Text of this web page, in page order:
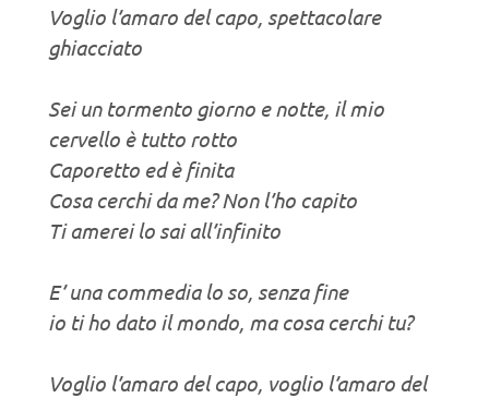
Voglio l’amaro del capo, spettacolare
ghiacciato
Sei un tormento giorno e notte, il mio
cervello è tutto rotto
Caporetto ed è finita
Cosa cerchi da me? Non l’ho capito
Ti amerei lo sai all’infinito
E’ una commedia lo so, senza fine
io ti ho dato il mondo, ma cosa cerchi tu?
Voglio l’amaro del capo, voglio l’amaro del